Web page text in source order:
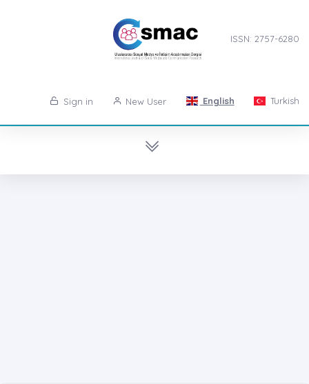
ISSN: 2757-6280
Sign in New User English Turkish